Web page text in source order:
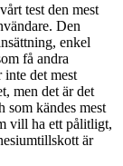
test den mest
Den
enkel
få andra
inte det mest
men det är det
som kändes mest
vill ha ett pålitligt,
är